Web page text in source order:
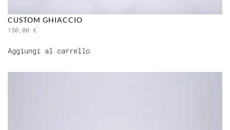
CUSTOM GHIACCIO
150,00 €
Aggiungi al carrello